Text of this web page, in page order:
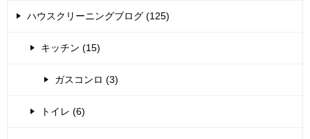
ハウスクリーニングブログ (125)
キッチン (15)
ガスコンロ (3)
トイレ (6)